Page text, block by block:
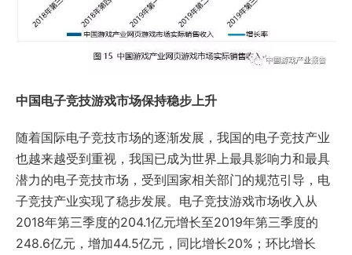
中国电子竞技游戏市场保持稳步上升
随着国际电子竞技市场的逐渐发展，我国的电子竞技产业
也越来越受到重视，我国已成为世界上最具影响力和最具
潜力的电子竞技市场，受到国家相关部门的规范引导，电
子竞技产业实现了稳步发展。电子竞技游戏市场收入从
2018年第三季度的204.1亿元增长至2019年第三季度的
248.6亿元，增加44.5亿元，同比增长20%；环比增长